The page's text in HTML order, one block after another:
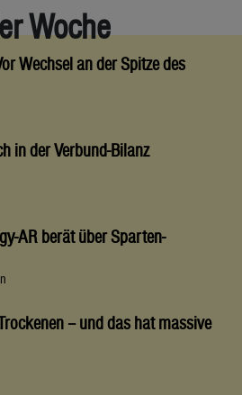
Woche
Wechsel an der Spitze des
in der Verbund-Bilanz
AR berät über Sparten-
– und das hat massive